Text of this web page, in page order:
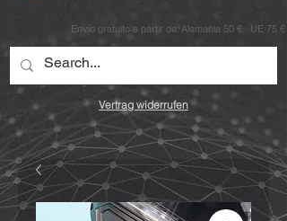
Envío gratuito a partir de: Alemania 50 € · UE 75 €
Vertrag widerrufen